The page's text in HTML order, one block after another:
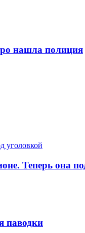
нашла полиция
Теперь она
паводки